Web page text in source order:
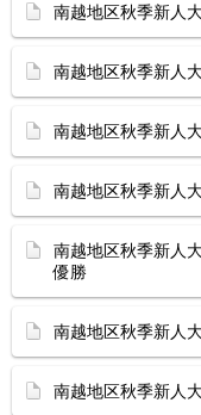
南越地区秋季新
南越地区秋季新
南越地区秋季新
南越地区秋季新
南越地区秋季新
優勝
南越地区秋季新
南越地区秋季新